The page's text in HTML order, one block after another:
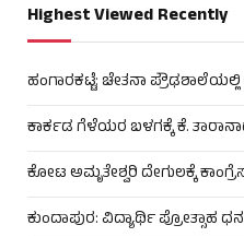
Highest Viewed Recently
ಹಂಗಾರಕಟ್ಟೆ: ಚೇತನಾ
ಕಾರ್ಕಡ ಗೆಳೆಯರ ಬಳಗಕ್ಕೆ ಕೆ.
ಕೋಟ ಅಮೃತೇಶ್ವರಿ ದೇಗುಲಕ್ಕೆ
ಕುಂದಾಪುರ: ವಿದ್ಯಾರ್ಥಿ ಪ್ರೋತ್ಸಾಹ